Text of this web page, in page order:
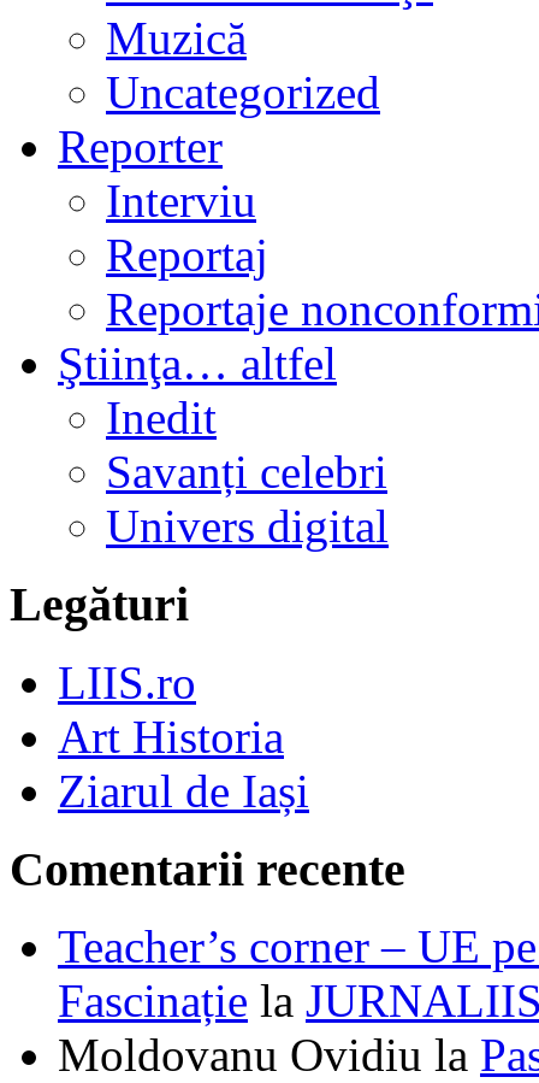
Muzică
Uncategorized
Reporter
Interviu
Reportaj
Reportaje
Ştiinţa… altfel
Inedit
Savanți celebri
Univers digital
Legături
LIIS.ro
Art Historia
Ziarul de Iași
Comentarii recente
Teacher’s corner – UE
Fascinație la
Moldovanu Ovidiu la